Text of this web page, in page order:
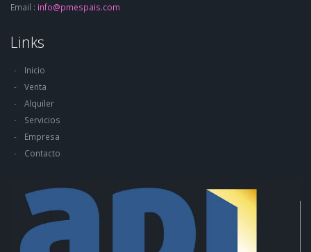
Email : info@pmespais.com
Links
Inicio
Venta
Alquiler
Servicios
Empresa
Contacto